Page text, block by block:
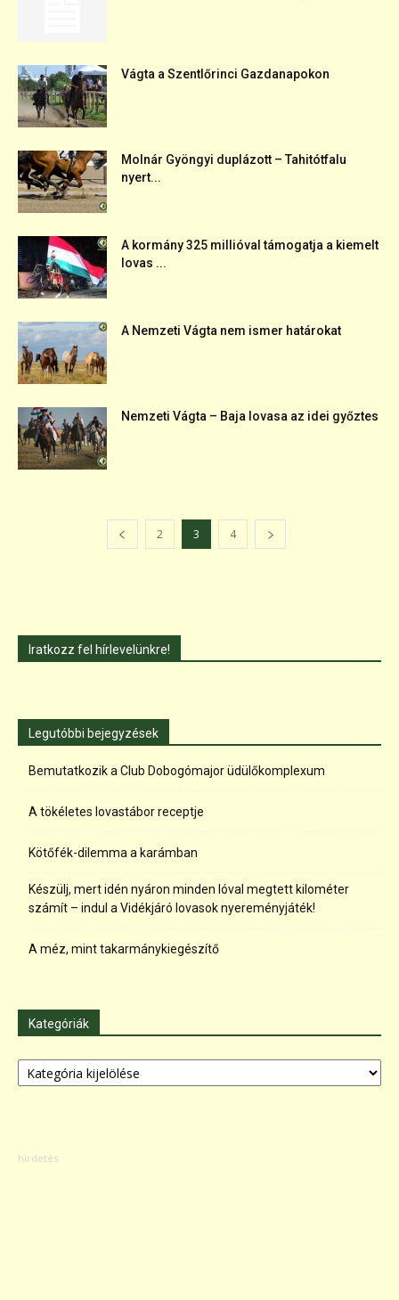
Vágta a Szentlőrinci Gazdanapokon
Molnár Gyöngyi duplázott – Tahitótfalu
nyert...
A kormány 325 millióval támogatja a kiemelt
lovas ...
A Nemzeti Vágta nem ismer határokat
Nemzeti Vágta – Baja lovasa az idei győztes
2 3 4
Iratkozz fel hírlevelünkre!
Legutóbbi bejegyzések
Bemutatkozik a Club Dobogómajor üdülőkomplexum
A tökéletes lovastábor receptje
Kötőfék-dilemma a karámban
Készülj, mert idén nyáron minden lóval megtett kilométer
számít – indul a Vidékjáró lovasok nyereményjáték!
A méz, mint takarmánykiegészítő
Kategóriák
Kategóriák